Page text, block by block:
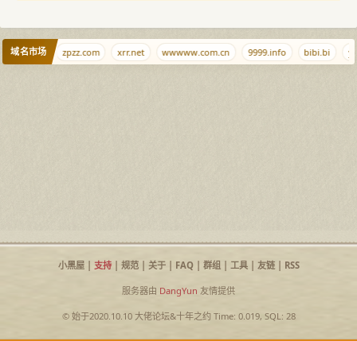
域名市场 zpzz.com xrr.net wwwww.com.cn 9999.info bibi.bi
小黑屋| 支持| 规范| 关于| FAQ| 群组| 工具| 友链| RSS
服务器由 DangYun 友情提供
© 始于2020.10.10 大佬论坛&十年之约Time: 0.019, SQL: 28